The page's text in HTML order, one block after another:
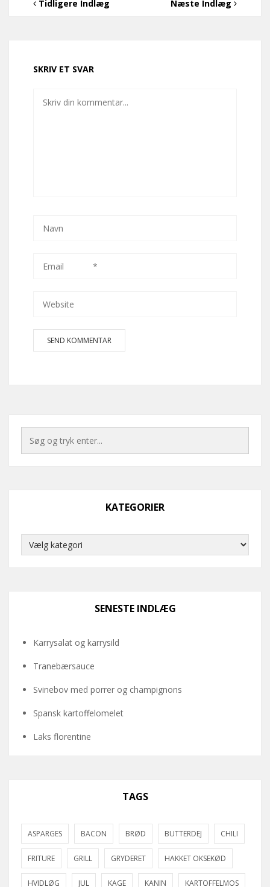
Tidligere Indlæg Næste Indlæg
SKRIV ET SVAR
KATEGORIER
Kategorier
SENESTE INDLÆG
Karrysalat og karrysild
Tranebærsauce
Svinebov med porrer og champignons
Spansk kartoffelomelet
Laks florentine
TAGS
ASPARGES BACON BRØD BUTTERDEJ CHILI
FRITURE GRILL GRYDERET HAKKET OKSEKØD
HVIDLØG JUL KAGE KANIN KARTOFFELMOS